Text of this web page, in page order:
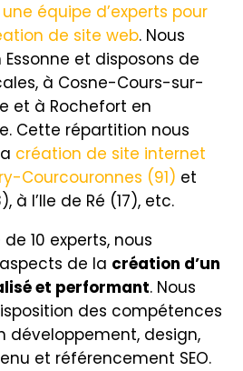
une équipe d’experts pour
de site web. Nous
et disposons de
à Cosne-Cours-sur-
et à Rochefort en
Cette répartition nous
création de site internet
Courcouronnes (91) et
à l’Ile de Ré (17), etc.
10 experts, nous
de la création d’un
et performant. Nous
des compétences
développement, design,
et référencement SEO.